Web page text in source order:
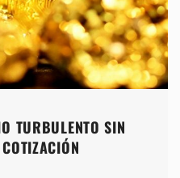
TURBULENTO SIN